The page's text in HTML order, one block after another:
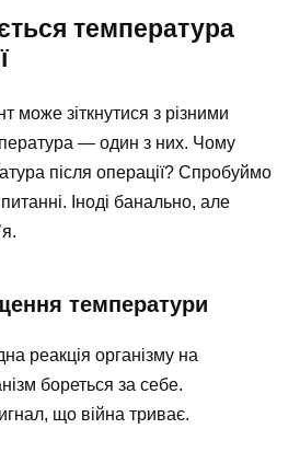
температура
може зіткнутися з різними
— один з них. Чому
після операції? Спробуймо
Іноді банально, але
температури
реакція організму на
бореться за себе.
що війна триває.